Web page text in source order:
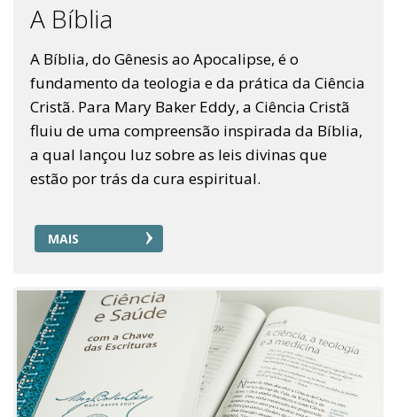
A Bíblia
A Bíblia, do Gênesis ao Apocalipse, é o
fundamento da teologia e da prática da Ciência
Cristã. Para Mary Baker Eddy, a Ciência Cristã
fluiu de uma compreensão inspirada da Bíblia,
a qual lançou luz sobre as leis divinas que
estão por trás da cura espiritual.
MAIS